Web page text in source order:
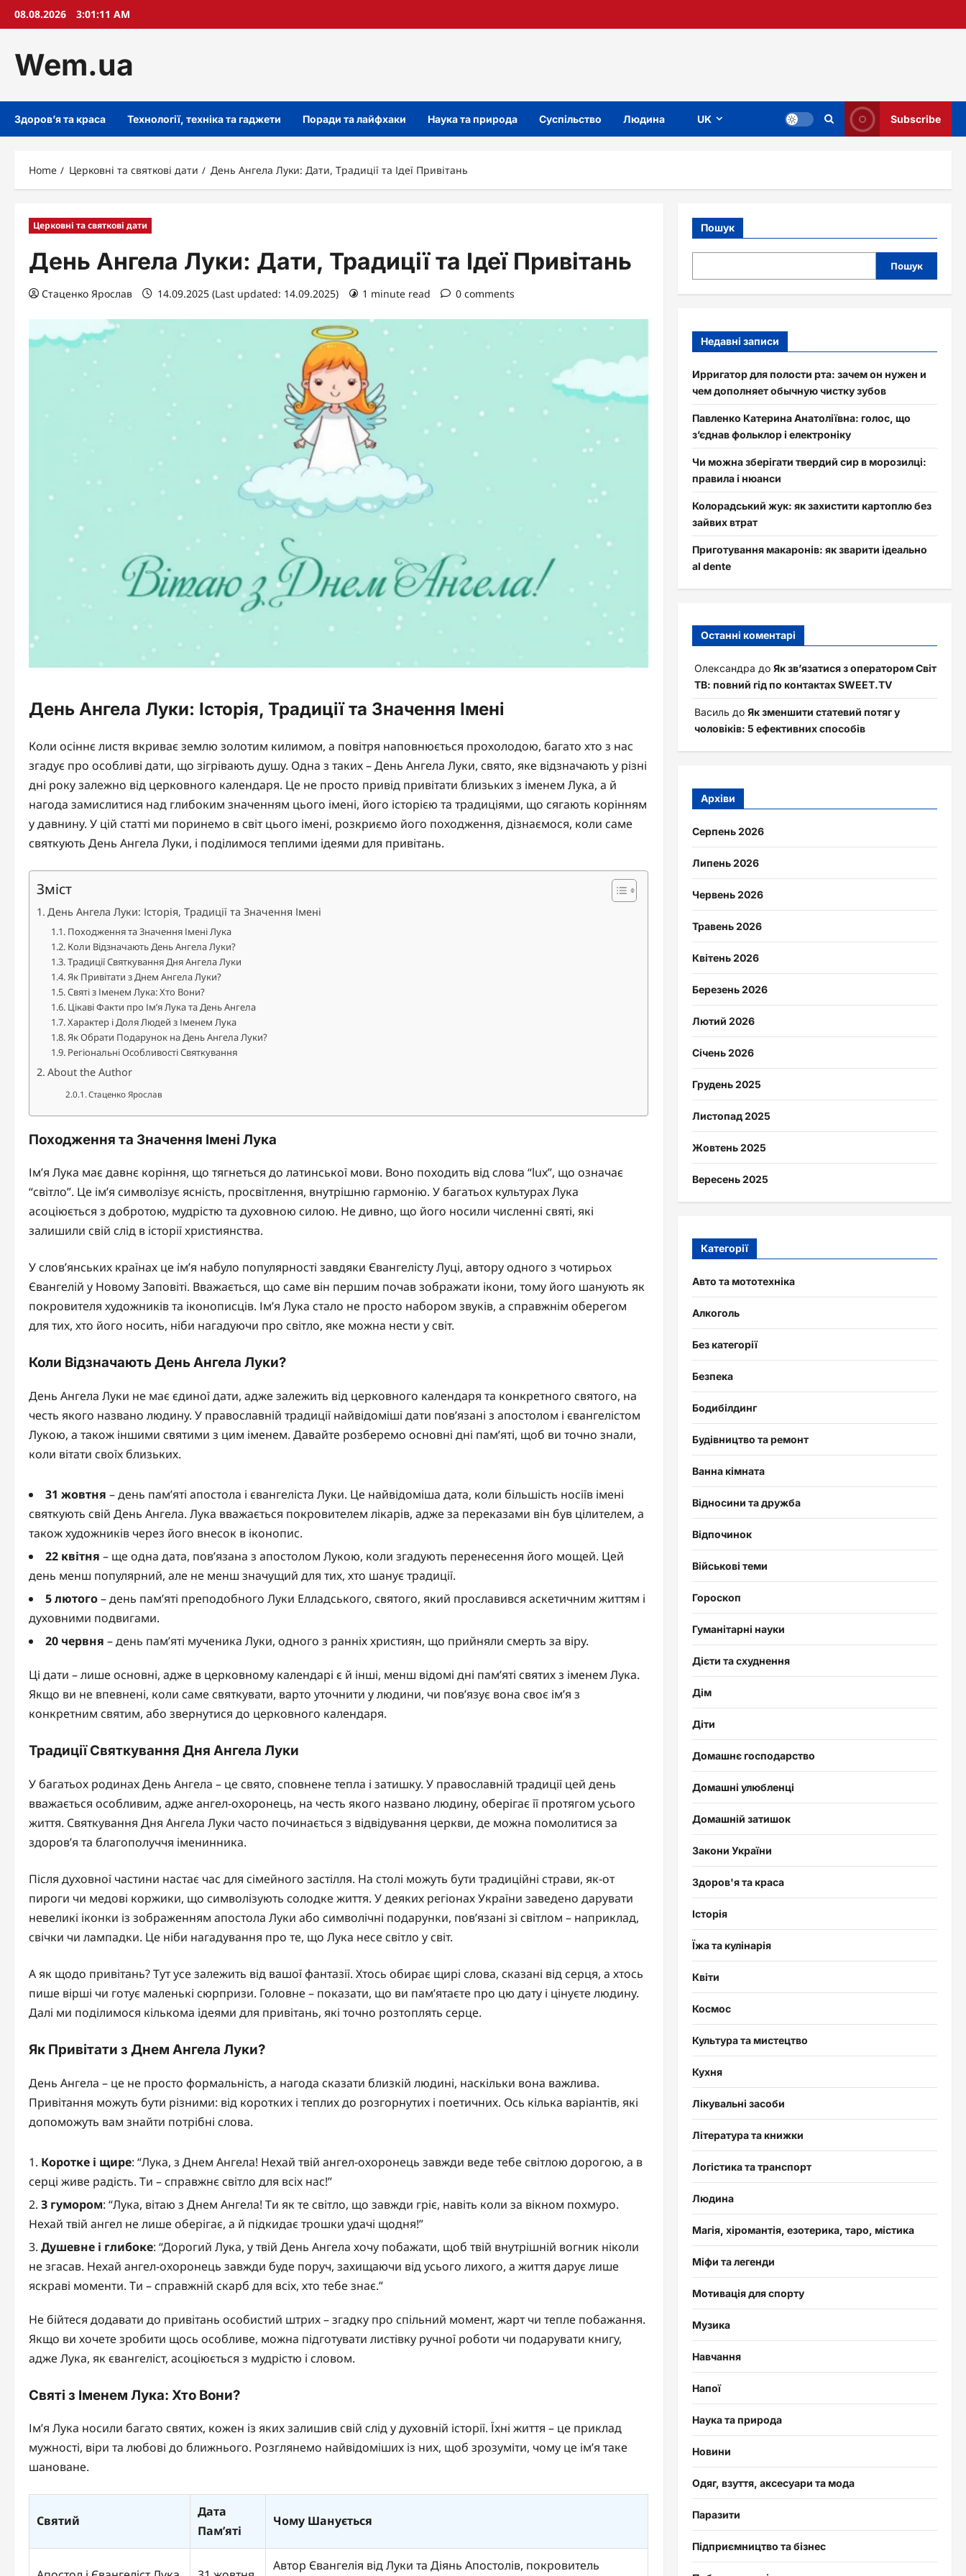
Skip08.08.2026 3:01:12 AM
Wem.ua
Здоров’я та краса Технології, техніка та гаджети Поради та лайфхаки Наука та природа Суспільство Людина UK Subscribe
Home Церковні та святкові дати День Ангела Луки: Дати, Традиції та Ідеї Привітань
Церковні та святкові дати
День Ангела Луки: Дати, Традиції та Ідеї Привітань
Стаценко Ярослав 14.09.2025 (Last updated: 14.09.2025) 1 minute read 0 comments
День Ангела Луки: Історія, Традиції та Значення Імені
Коли осіннє листя вкриває землю золотим килимом, а повітря наповнюється прохолодою, багато хто з нас
згадує про особливі дати, що зігрівають душу. Одна з таких – День Ангела Луки, свято, яке відзначають у різні
дні року залежно від церковного календаря. Це не просто привід привітати близьких з іменем Лука, а й
нагода замислитися над глибоким значенням цього імені, його історією та традиціями, що сягають корінням
у давнину. У цій статті ми поринемо в світ цього імені, розкриємо його походження, дізнаємося, коли саме
святкують День Ангела Луки, і поділимося теплими ідеями для привітань.
Зміст
День Ангела Луки: Історія, Традиції та Значення Імені
Походження та Значення Імені Лука
Коли Відзначають День Ангела Луки?
Традиції Святкування Дня Ангела Луки
Як Привітати з Днем Ангела Луки?
Святі з Іменем Лука: Хто Вони?
Цікаві Факти про Ім’я Лука та День Ангела
Характер і Доля Людей з Іменем Лука
Як Обрати Подарунок на День Ангела Луки?
Регіональні Особливості Святкування
About the Author
Стаценко Ярослав
Походження та Значення Імені Лука
Ім’я Лука має давнє коріння, що тягнеться до латинської мови. Воно походить від слова “lux”, що означає
“світло”. Це ім’я символізує ясність, просвітлення, внутрішню гармонію. У багатьох культурах Лука
асоціюється з добротою, мудрістю та духовною силою. Не дивно, що його носили численні святі, які
залишили свій слід в історії християнства.
У слов’янських країнах це ім’я набуло популярності завдяки Євангелісту Луці, автору одного з чотирьох
Євангелій у Новому Заповіті. Вважається, що саме він першим почав зображати ікони, тому його шанують як
покровителя художників та іконописців. Ім’я Лука стало не просто набором звуків, а справжнім оберегом
для тих, хто його носить, ніби нагадуючи про світло, яке можна нести у світ.
Коли Відзначають День Ангела Луки?
День Ангела Луки не має єдиної дати, адже залежить від церковного календаря та конкретного святого, на
честь якого названо людину. У православній традиції найвідоміші дати пов’язані з апостолом і євангелістом
Лукою, а також іншими святими з цим іменем. Давайте розберемо основні дні пам’яті, щоб ви точно знали,
коли вітати своїх близьких.
31 жовтня – день пам’яті апостола і євангеліста Луки. Це найвідоміша дата, коли більшість носіїв імені
святкують свій День Ангела. Лука вважається покровителем лікарів, адже за переказами він був цілителем, а
також художників через його внесок в іконопис.
22 квітня – ще одна дата, пов’язана з апостолом Лукою, коли згадують перенесення його мощей. Цей
день менш популярний, але не менш значущий для тих, хто шанує традиції.
5 лютого– день пам’яті преподобного Луки Елладського, святого, який прославився аскетичним життям і
духовними подвигами.
20 червня – день пам’яті мученика Луки, одного з ранніх християн, що прийняли смерть за віру.
Ці дати – лише основні, адже в церковному календарі є й інші, менш відомі дні пам’яті святих з іменем Лука.
Якщо ви не впевнені, коли саме святкувати, варто уточнити у людини, чи пов’язує вона своє ім’я з
конкретним святим, або звернутися до церковного календаря.
Традиції Святкування Дня Ангела Луки
У багатьох родинах День Ангела – це свято, сповнене тепла і затишку. У православній традиції цей день
вважається особливим, адже ангел-охоронець, на честь якого названо людину, оберігає її протягом усього
життя. Святкування Дня Ангела Луки часто починається з відвідування церкви, де можна помолитися за
здоров’я та благополуччя іменинника.
Після духовної частини настає час для сімейного застілля. На столі можуть бути традиційні страви, як-от
пироги чи медові коржики, що символізують солодке життя. У деяких регіонах України заведено дарувати
невеликі іконки із зображенням апостола Луки або символічні подарунки, пов’язані зі світлом – наприклад,
свічки чи лампадки. Це ніби нагадування про те, що Лука несе світло у світ.
А як щодо привітань? Тут усе залежить від вашої фантазії. Хтось обирає щирі слова, сказані від серця, а хтось
пише вірші чи готує маленькі сюрпризи. Головне – показати, що ви пам’ятаєте про цю дату і цінуєте людину.
Далі ми поділимося кількома ідеями для привітань, які точно розтоплять серце.
Як Привітати з Днем Ангела Луки?
День Ангела – це не просто формальність, а нагода сказати близкій людині, наскільки вона важлива.
Привітання можуть бути різними: від коротких і теплих до розгорнутих і поетичних. Ось кілька варіантів, які
допоможуть вам знайти потрібні слова.
Коротке і щире: “Лука, з Днем Ангела! Нехай твій ангел-охоронець завжди веде тебе світлою дорогою, а в
серці живе радість. Ти – справжнє світло для всіх нас!”
З гумором: “Лука, вітаю з Днем Ангела! Ти як те світло, що завжди гріє, навіть коли за вікном похмуро.
Нехай твій ангел не лише оберігає, а й підкидає трошки удачі щодня!”
Душевне і глибоке: “Дорогий Лука, у твій День Ангела хочу побажати, щоб твій внутрішній вогник ніколи
не згасав. Нехай ангел-охоронець завжди буде поруч, захищаючи від усього лихого, а життя дарує лише
яскраві моменти. Ти – справжній скарб для всіх, хто тебе знає.”
Не бійтеся додавати до привітань особистий штрих – згадку про спільний момент, жарт чи тепле побажання.
Якщо ви хочете зробити щось особливе, можна підготувати листівку ручної роботи чи подарувати книгу,
адже Лука, як євангеліст, асоціюється з мудрістю і словом.
Святі з Іменем Лука: Хто Вони?
Ім’я Лука носили багато святих, кожен із яких залишив свій слід у духовній історії. Їхні життя – це приклад
мужності, віри та любові до ближнього. Розглянемо найвідоміших із них, щоб зрозуміти, чому це ім’я таке
шановане.
Святий
Дата
Пам’яті
Чому Шанується
Автор Євангелія від Луки та Діянь Апостолів, покровитель
Пошук
Пошук
Недавні записи
Ирригатор для полости рта: зачем он нужен и
чем дополняет обычную чистку зубов
Павленко Катерина Анатоліївна: голос, що
з’єднав фольклор і електроніку
Чи можна зберігати твердий сир в морозилці:
правила і нюанси
Колорадський жук: як захистити картоплю без
зайвих втрат
Приготування макаронів: як зварити ідеально
al dente
Останні коментарі
Олександра до Як зв’язатися з оператором Світ
ТВ: повний гід по контактах SWEET.TV
Василь до Як зменшити статевий потяг у
чоловіків: 5 ефективних способів
Архіви
Серпень 2026
Липень 2026
Червень 2026
Травень 2026
Квітень 2026
Березень 2026
Лютий 2026
Січень 2026
Грудень 2025
Листопад 2025
Жовтень 2025
Вересень 2025
Категорії
Авто та мототехніка
Алкоголь
Без категорії
Безпека
Бодибілдинг
Будівництво та ремонт
Ванна кімната
Відносини та дружба
Відпочинок
Військові теми
Гороскоп
Гуманітарні науки
Дієти та схуднення
Дім
Діти
Домашнє господарство
Домашні улюбленці
Домашній затишок
Закони України
Здоров'я та краса
Історія
Їжа та кулінарія
Квіти
Космос
Культура та мистецтво
Кухня
Лікувальні засоби
Література та книжки
Логістика та транспорт
Людина
Магія, хіромантія, езотерика, таро, містика
Міфи та легенди
Мотивація для спорту
Музика
Навчання
Напої
Наука та природа
Новини
Одяг, взуття, аксесуари та мода
Паразити
Підприємництво та бізнес